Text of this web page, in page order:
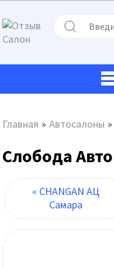
Главная » Автосалоны »
Слобода Авто
« CHANGAN АЦ
Самара